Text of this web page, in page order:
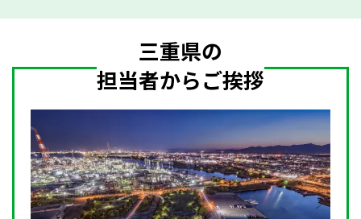
三重県の
担当者からご挨拶